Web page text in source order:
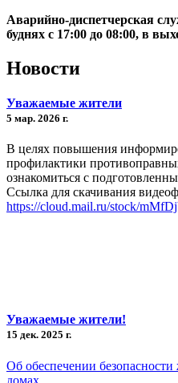
Аварийно-диспетчерская
буднях с 17:00 до 08:00, в
Новости
Уважаемые жители
5 мар. 2026 г.
В целях повышения
профилактики
ознакомиться с
Ссылка для скачивания
https://cloud.mail.ru/stock/
Уважаемые жители!
15 дек. 2025 г.
Об обеспечении
домах